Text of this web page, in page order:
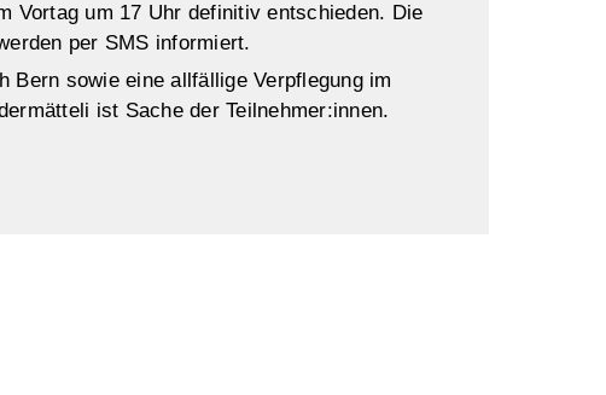
Vortag um 17 Uhr definitiv entschieden. Die
per SMS informiert.
Bern sowie eine allfällige Verpflegung im
ist Sache der Teilnehmer:innen.